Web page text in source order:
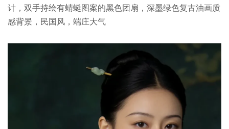
计，双手持绘有蜻蜓图案的黑色团扇，深墨绿色复古油画质
感背景，民国风，端庄大气